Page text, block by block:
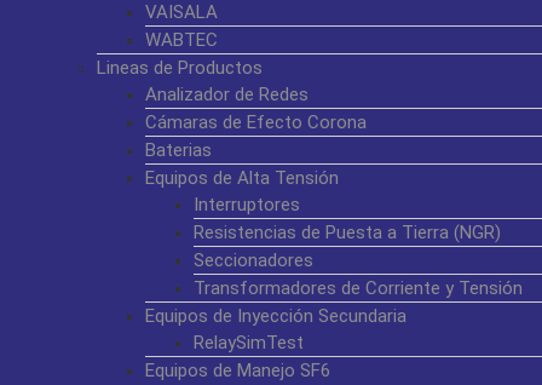
VAISALA
WABTEC
Lineas de Productos
Analizador de Redes
Cámaras de Efecto Corona
Baterias
Equipos de Alta Tensión
Interruptores
Resistencias de Puesta a Tierra (NGR)
Seccionadores
Transformadores de Corriente y Tensión
Equipos de Inyección Secundaria
RelaySimTest
Equipos de Manejo SF6